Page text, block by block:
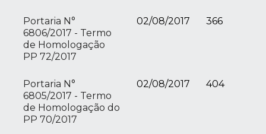
Portaria N°
6806/2017 - Termo
de Homologação
PP 72/2017
02/08/2017 366
Portaria N°
6805/2017 - Termo
de Homologação do
PP 70/2017
02/08/2017 404